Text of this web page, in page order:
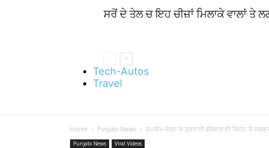
ਸਰੋਂ ਦੇ ਤੇਲ ਚ ਇਹ ਚੀਜ਼ਾਂ ਮਿਲਾਕੇ ਵਾਲਾਂ ਤੇ
Tech-Autos
Travel
Home Punjabi News ਸੁਪਰੀਮ ਕੋਰਟ ‘ਚ ਸੁਣਵਾਈ ਡੱਲੇਵਾਲ ਦੀ ਸਿਹਤ ‘ਤੇ
Punjabi News Viral Videos